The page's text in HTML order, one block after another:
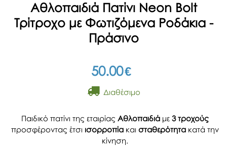
Αθλοπαιδιά Πατίνι Neon Bolt
Τρίτροχο με Φωτιζόμενα Ροδάκια -
Πράσινο
50.00€
Διαθέσιμο
Παιδικό πατίνι της εταιρίας Αθλοπαιδιάμε3 τροχούς
προσφέροντας έτσι ισορροπίακαι σταθερότητακατά την
κίνηση.